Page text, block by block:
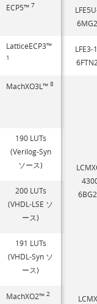
ECP5™ 7
LatticeECP3™
1
LFE3-
MachXO3L™8
190 LUTs
(Verilog-Syn
ソース)
200 LUTs
(VHDL-LSE ソ
ース)
191 LUTs
(VHDL-Syn ソ
ース)
MachXO2™2